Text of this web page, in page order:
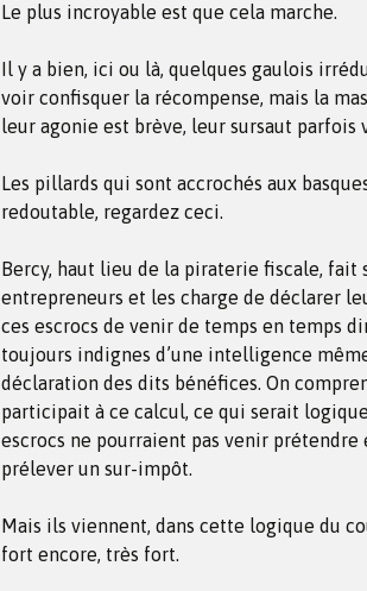
Le plus incroyable est que cela marche.
Il y a bien, ici ou là, quelques gaulois
voir confisquer la récompense, mais la
leur agonie est brève, leur sursaut
Les pillards qui sont accrochés aux
redoutable, regardez ceci.
Bercy, haut lieu de la piraterie fiscale, fait
entrepreneurs et les charge de déclarer
ces escrocs de venir de temps en temps
toujours indignes d’une intelligence
déclaration des dits bénéfices. On
participait à ce calcul, ce qui serait
escrocs ne pourraient pas venir
prélever un sur-impôt.
Mais ils viennent, dans cette logique du
fort encore, très fort.